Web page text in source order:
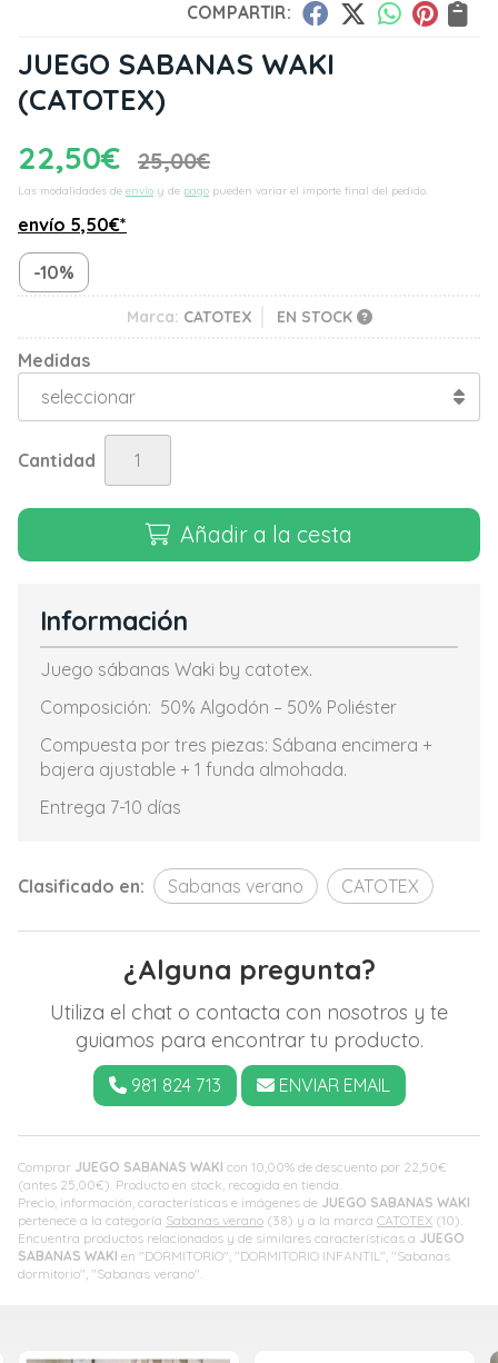
COMPARTIR:
JUEGO SABANAS WAKI
(CATOTEX)
22,50€ 25,00€
Las modalidades de envío y de pago pueden variar el importe final del pedido.
envío 5,50€*
-10%
Marca: CATOTEX EN STOCK
Medidas
Cantidad
Añadir a la cesta
Comprar JUEGO SABANAS WAKI con 10,00% de descuento por 22,50€
(antes 25,00€). Producto en stock, recogida en tienda.
Precio, información, características e imágenes de JUEGO SABANAS WAKI
pertenece a la categoría Sabanas verano (38) y a la marca CATOTEX (10).
Encuentra productos relacionados y de similares características a JUEGO
SABANAS WAKI en "DORMITORIO", "DORMITORIO INFANTIL", "Sabanas
dormitorio", "Sabanas verano".
Información
Juego sábanas Waki by catotex.
Composición: 50% Algodón – 50% Poliéster
Compuesta por tres piezas: Sábana encimera +
bajera ajustable + 1 funda almohada.
Entrega 7-10 días
Clasificado en: Sabanas verano CATOTEX
¿Alguna pregunta?
Utiliza el chat o contacta con nosotros y te
guiamos para encontrar tu producto.
981 824 713 ENVIAR EMAIL